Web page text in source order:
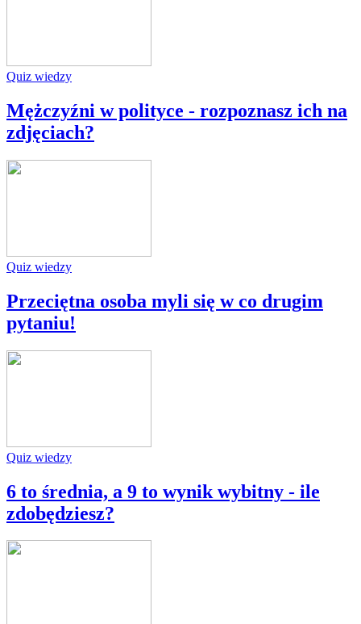
Quiz wiedzy
Mężczyźni w polityce - rozpoznasz ich na
zdjęciach?
Quiz wiedzy
Przeciętna osoba myli się w co drugim
pytaniu!
Quiz wiedzy
6 to średnia, a 9 to wynik wybitny - ile
zdobędziesz?